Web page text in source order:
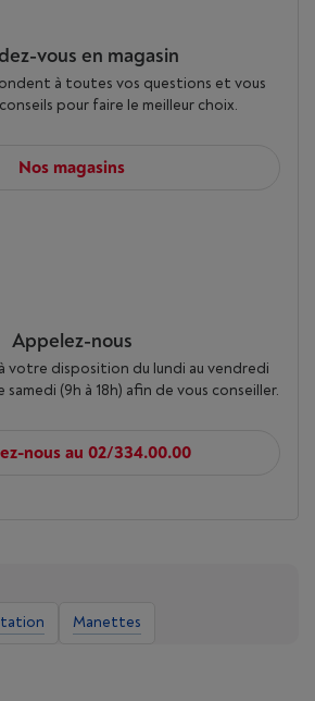
vous en magasin
à toutes vos questions et vous
pour faire le meilleur choix.
Nos magasins
Appelez-nous
votre disposition du lundi au vendredi
samedi (9h à 18h) afin de vous conseiller.
nous au 02/334.00.00
Manettes